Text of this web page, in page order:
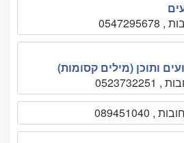
ותוכן (מילים קסומות)